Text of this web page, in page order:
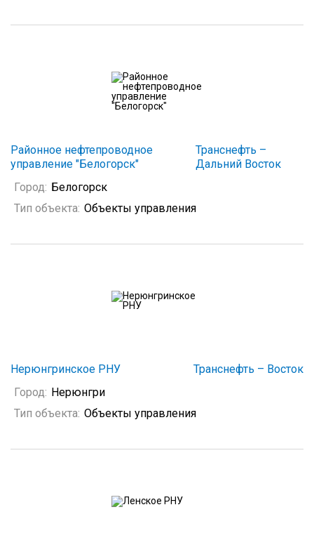
Районное нефтепроводное
управление "Белогорск"
Транснефть –
Дальний Восток
Город: Белогорск
Тип объекта: Объекты управления
Нерюнгринское РНУ
Транснефть – Восток
Город: Нерюнгри
Тип объекта: Объекты управления